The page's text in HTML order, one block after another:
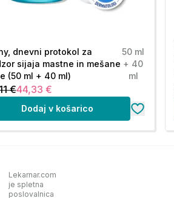
dnevni protokol za
sijaja mastne in mešane
(50 ml + 40 ml)
50 ml
+ 40
ml
€44,33 €
Dodaj v košarico
Lekarnar.com
je spletna
poslovalnica